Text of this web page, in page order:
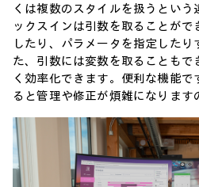
くは複数のスタイルを扱うという
ックスインは引数を取ることが
したり、パラメータを指定した
た、引数には変数を取ることもで
く効率化できます。便利な機能
ると管理や修正が煩雑になります